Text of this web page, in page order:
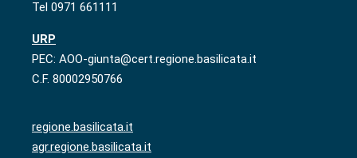
Tel 0971 661111
URP
PEC: AOO-giunta@cert.regione.basilicata.it
C.F. 80002950766
regione.basilicata.it
agr.regione.basilicata.it